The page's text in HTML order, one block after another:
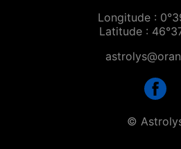
Longitude :
Latitude :
©